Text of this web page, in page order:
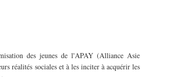
des jeunes de l'APAY (Alliance Asie
réalités sociales et à les inciter à acquérir les